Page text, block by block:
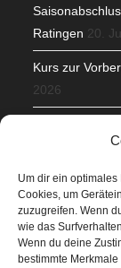
Um dir ein
Cookies, um
zuzugreifen. Wenn
wie das
Wenn du deine
bestimmte
Ratingen 20.
Kurs zur
2026
Höffner Run